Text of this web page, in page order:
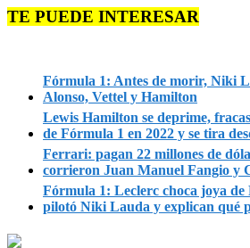
TE PUEDE INTERESAR
Fórmula 1: Antes de morir, Niki
Alonso, Vettel y Hamilton
Lewis Hamilton se deprime,
de Fórmula 1 en 2022 y se tira
Ferrari: pagan 22 millones de
corrieron Juan Manuel Fangio y
Fórmula 1: Leclerc choca joya de
pilotó Niki Lauda y explican qué